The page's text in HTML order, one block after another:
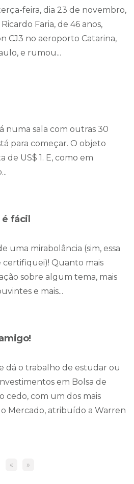
feira, dia 23 de novembro,
Faria, de 46 anos,
CJ3 no aeroporto Catarina,
e rumou...
numa sala com outras 30
para começar. O objeto
US$ 1. E, como em
fácil
uma mirabolância (sim, essa
certifiquei)! Quanto mais
sobre algum tema, mais
e mais...
dá o trabalho de estudar ou
em Bolsa de
cedo, com um dos mais
Mercado, atribuído a Warren
« »